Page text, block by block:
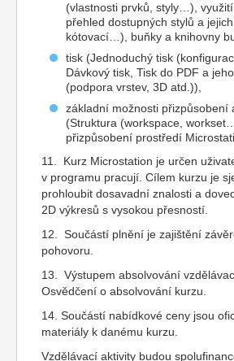
(vlastnosti prvků, styly…), využití
přehled dostupných stylů a
kótovací…), buňky a knihovny
tisk (Jednoduchý tisk
Dávkový tisk, Tisk do PDF a
(podpora vrstev, 3D atd.)),
základní možnosti přizpůsobení
(Struktura (workspace,
přizpůsobení prostředí
11. Kurz Microstation je určen
v programu pracují. Cílem kurzu je
prohloubit dosavadní znalosti a
2D výkresů s vysokou přesností.
12. Součástí plnění je zajištění
pohovoru.
13. Výstupem absolvování
Osvědčení o absolvování kurzu.
14. Součástí nabídkové ceny jsou
materiály k danému kurzu.
Vzdělávací aktivity budou